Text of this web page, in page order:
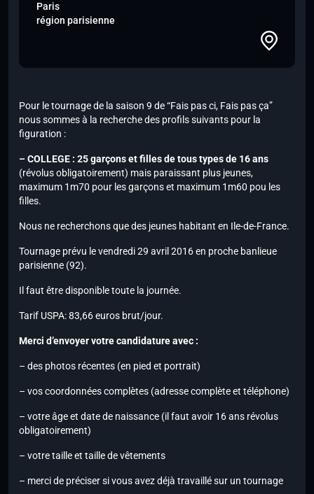
Paris
région parisienne
Pour le tournage de la saison 9 de “Fais pas ci, Fais pas ça”
nous sommes à la recherche des profils suivants pour la
figuration :
– COLLEGE : 25 garçons et filles de tous types de 16 ans
(révolus obligatoirement) mais paraissant plus jeunes,
maximum 1m70 pour les garçons et maximum 1m60 pou les
filles.
Nous ne recherchons que des jeunes habitant en Ile-de-France.
Tournage prévu le vendredi 29 avril 2016 en proche banlieue
parisienne (92).
Il faut être disponible toute la journée.
Tarif USPA: 83,66 euros brut/jour.
Merci d’envoyer votre candidature avec :
– des photos récentes (en pied et portrait)
– vos coordonnées complètes (adresse complète et téléphone)
– votre âge et date de naissance (il faut avoir 16 ans révolus
obligatoirement)
– votre taille et taille de vêtements
– merci de préciser si vous avez déjà travaillé sur un tournage